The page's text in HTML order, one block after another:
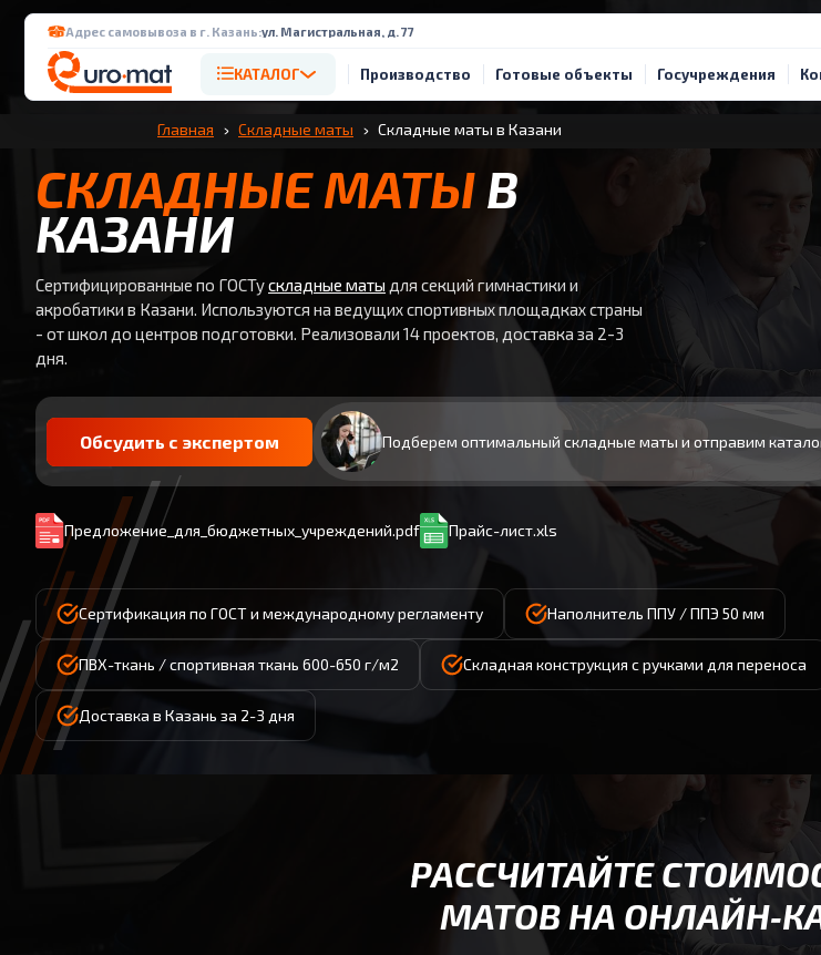
Адрес самовывоза в г. Казань:ул. Магистральная, д. 77
КАТАЛОГ Производство Готовые объекты Госучреждения
Главная Складные маты Складные маты в Казани
СКЛАДНЫЕ МАТЫ В
КАЗАНИ
Сертифицированные по ГОСТускладные маты для секций гимнастики и
акробатики в Казани. Используются на ведущих спортивных площадках страны
- от школ до центров подготовки. Реализовали 14 проектов, доставка за 2-3
дня.
Обсудить с экспертом Подберем оптимальный складные маты и отправим
Предложение_для_бюджетных_учреждений.pdf Прайс-лист.xls
Сертификация по ГОСТ и международному регламенту Наполнитель ППУ / ППЭ 50 мм
ПВХ-ткань / спортивная ткань 600-650 г/м2 Складная конструкция с ручками для переноса
Доставка в Казань за 2-3 дня
РАССЧИТАЙТЕ
МАТОВ НА